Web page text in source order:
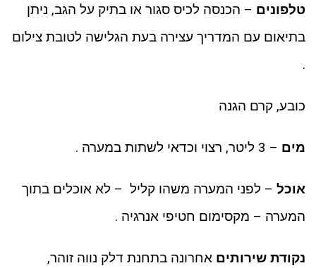
טלפונים – הכנסה לכיס סגור או בתיק על הגב, ניתן
בתיאום עם המדריך עצירה בעת הגלישה לטובת צילום
.
כובע, קרם הגנה
מים – 3 ליטר, רצוי וכדאי לשתות במערה .
אוכל – לפני המערה משהו קליל – לא אוכלים בתוך
המערה – מקסימום חטיפי אנרגיה .
נקודת שירותים אחרונה בתחנת דלק נווה זוהר,